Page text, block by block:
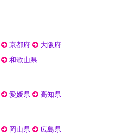
京都府
大阪府
和歌山県
愛媛県 高知県
岡山県
広島県